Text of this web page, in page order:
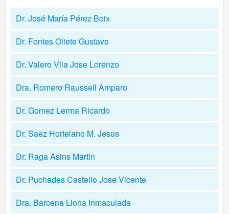
Dr. José María Pérez Boix
Dr. Fontes Oliete Gustavo
Dr. Valero Vila Jose Lorenzo
Dra. Romero Raussell Amparo
Dr. Gomez Lerma Ricardo
Dr. Saez Hortelano M. Jesus
Dr. Raga Asins Martin
Dr. Puchades Castello Jose Vicente
Dra. Barcena Llona Inmaculada